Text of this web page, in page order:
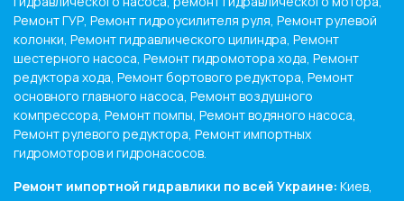
Ремонт ГУР, Ремонт гидроусилителя руля, Ремонт рулевой
колонки, Ремонт гидравлического цилиндра, Ремонт
шестерного насоса, Ремонт гидромотора хода, Ремонт
редуктора хода, Ремонт бортового редуктора, Ремонт
основного главного насоса, Ремонт воздушного
компрессора, Ремонт помпы, Ремонт водяного насоса,
Ремонт рулевого редуктора, Ремонт импортных
гидромоторов и гидронасосов.
Ремонт импортной гидравлики по всей Украине: Киев,